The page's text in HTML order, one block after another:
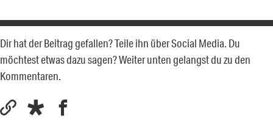
Dir hat der Beitrag gefallen? Teile ihn über Social Media. Du
möchtest etwas dazu sagen? Weiter unten gelangst du zu den
Kommentaren.